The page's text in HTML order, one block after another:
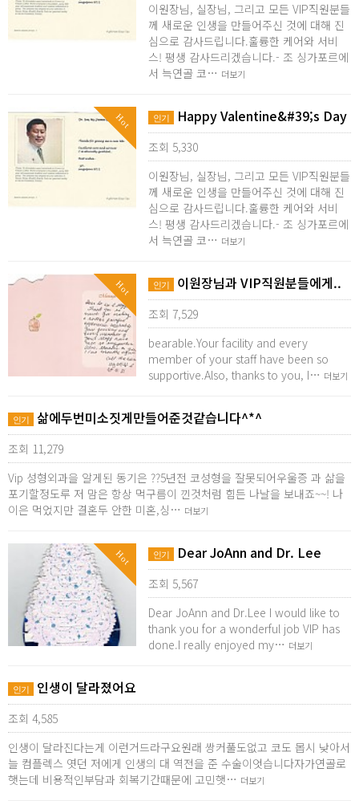
이원장님, 실장님, 그리고 모든 VIP직원분들
께 새로운 인생을 만들어주신 것에 대해 진
심으로 감사드립니다.훌륭한 케어와 서비
스! 평생 감사드리겠습니다.- 조 싱가포르에
서 늑연골 코… 더보기
Hot 인기 Happy Valentine&#39;s Day
조회 5,330
이원장님, 실장님, 그리고 모든 VIP직원분들
께 새로운 인생을 만들어주신 것에 대해 진
심으로 감사드립니다.훌륭한 케어와 서비
스! 평생 감사드리겠습니다.- 조 싱가포르에
서 늑연골 코… 더보기
Hot 인기 이원장님과 VIP직원분들에게..
조회 7,529
bearable.Your facility and every
member of your staff have been so
supportive.Also, thanks to you, I… 더보기
인기 삶에두번미소짓게만들어준것같습니다^*^
조회 11,279
Vip 성형외과을 알게된 동기은 ??5년전 코성형을 잘못되어우울증 과 삶을
포기할정도루 저 맘은 항상 먹구름이 낀것처럼 힘든 나날을 보내죠~~! 나
이은 먹었지만 결혼두 안한 미혼,싱… 더보기
Hot 인기 Dear JoAnn and Dr. Lee
조회 5,567
Dear JoAnn and Dr.Lee I would like to
thank you for a wonderful job VIP has
done.I really enjoyed my… 더보기
인기 인생이 달라졌어요
조회 4,585
인생이 달라진다는게 이런거드라구요원래 쌍커풀도없고 코도 몹시 낮아서
늘 컴플렉스 엿던 저에게 인생의 대 역전을 준 수술이엇습니다자가연골로
햇는데 비용적인부담과 회복기간때문에 고민햇… 더보기